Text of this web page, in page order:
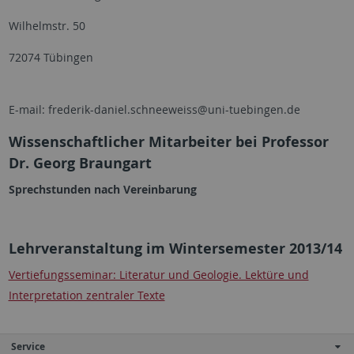
Wilhelmstr. 50
72074 Tübingen
E-mail: frederik-daniel.schneeweiss@uni-tuebingen.de
Wissenschaftlicher Mitarbeiter bei Professor
Dr. Georg Braungart
Sprechstunden nach Vereinbarung
Lehrveranstaltung im Wintersemester 2013/14
Vertiefungsseminar: Literatur und Geologie. Lektüre und
Interpretation zentraler Texte
Service